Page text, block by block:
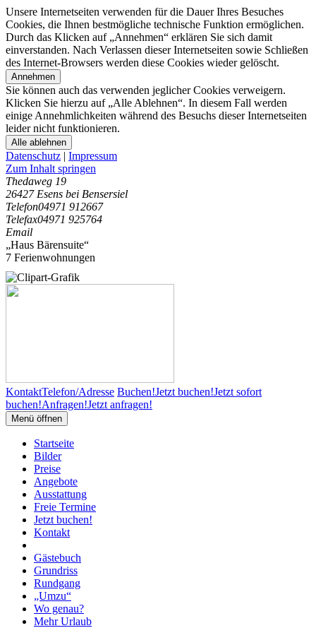
Unsere Internetseiten verwenden für die Dauer Ihres Besuches
Cookies, die Ihnen bestmögliche technische Funktion ermöglichen.
Durch das Klicken auf „Annehmen“ erklären Sie sich damit
einverstanden. Nach Verlassen dieser Internetseiten sowie Schließen
des Internet-Browsers werden diese Cookies wieder gelöscht.
Annehmen
Sie können auch das verwenden jeglicher Cookies verweigern.
Klicken Sie hierzu auf „Alle Ablehnen“. In diesem Fall werden
einige Annehmlichkeiten während des Besuchs dieser Internetseiten
leider nicht funktionieren.
Alle ablehnen
Datenschutz | Impressum
Zum Inhalt springen
Thedaweg 19
26427 Esens bei Bensersiel
Telefon04971 912667
Telefax04971 925764
Email
„Haus Bärensuite“
7 Ferienwohnungen
KontaktTelefon/Adresse Buchen!Jetzt buchen!Jetzt sofort
buchen!Anfragen!Jetzt anfragen!
Menü öffnen
Startseite
Bilder
Preise
Angebote
Ausstattung
Freie Termine
Jetzt buchen!
Kontakt
Gästebuch
Grundriss
Rundgang
„Umzu“
Wo genau?
Mehr Urlaub